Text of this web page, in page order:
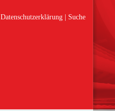
Datenschutzerklärung Suche